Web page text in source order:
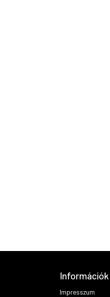
Információk
Impresszum